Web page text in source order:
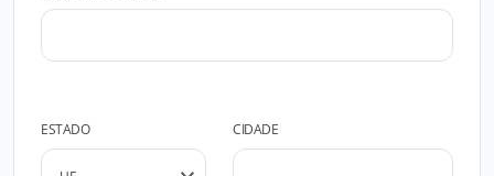
ESTADO CIDADE